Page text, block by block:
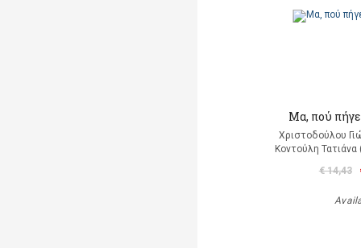
Μα, πού πήγε
Χριστοδούλου
Κοντούλη
€ 14,43